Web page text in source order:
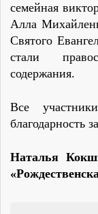
семейная
Алла
Святого
стали
содержания.
Все
благодарность
Наталья